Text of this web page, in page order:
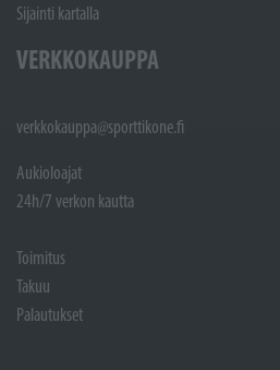
Sijainti kartalla
VERKKOKAUPPA
verkkokauppa@sporttikone.fi
Aukioloajat
24h/7 verkon kautta
Toimitus
Takuu
Palautukset